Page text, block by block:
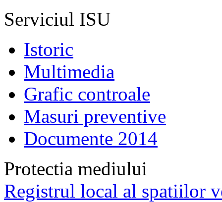
Serviciul ISU
Istoric
Multimedia
Grafic controale
Masuri preventive
Documente 2014
Protectia mediului
Registrul local al spatiilor